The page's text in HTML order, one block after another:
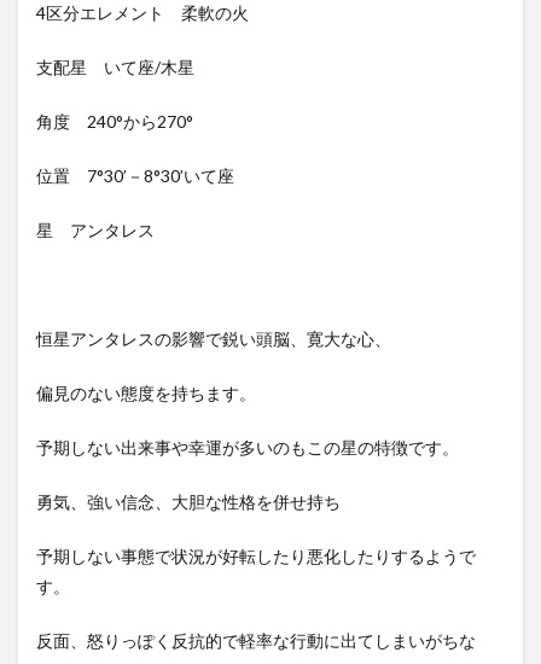
4区分エレメント 柔軟の火
支配星 いて座/木星
角度 240°から270°
位置 7°30’－8°30’いて座
星 アンタレス
恒星アンタレスの影響で鋭い頭脳、寛大な心、
偏見のない態度を持ちます。
予期しない出来事や幸運が多いのもこの星の特徴です。
勇気、強い信念、大胆な性格を併せ持ち
予期しない事態で状況が好転したり悪化したりするようで
す。
反面、怒りっぽく反抗的で軽率な行動に出てしまいがちな